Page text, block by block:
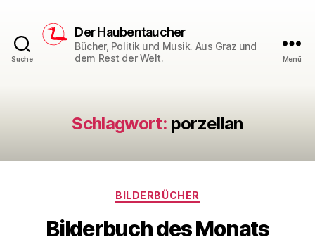
Suche
Der Haubentaucher
Bücher, Politik und Musik. Aus Graz und
dem Rest der Welt.
Menü
Schlagwort: porzellan
Kategorien
BILDERBÜCHER
Bilderbuch des Monats